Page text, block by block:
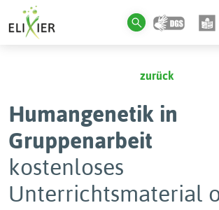
zurück
Humangenetik in
Gruppenarbeit
kostenloses
Unterrichtsmaterial